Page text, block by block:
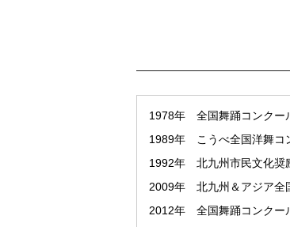
1978年 全国舞踊コンク
1989年 こうべ全国洋舞コ
1992年 北九州市民文化奨
2009年 北九州＆アジア全
2012年 全国舞踊コンクー